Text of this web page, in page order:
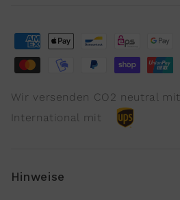
Wir versenden CO2 neutral mit
International mit
Hinweise